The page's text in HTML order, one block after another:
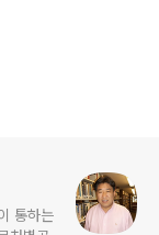
통하는